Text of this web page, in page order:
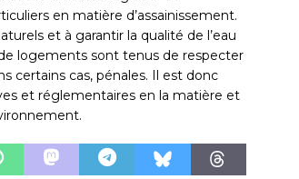
en matière d’assainissement.
et à garantir la qualité de l’eau
logements sont tenus de respecter
certains cas, pénales. Il est donc
et réglementaires en la matière et